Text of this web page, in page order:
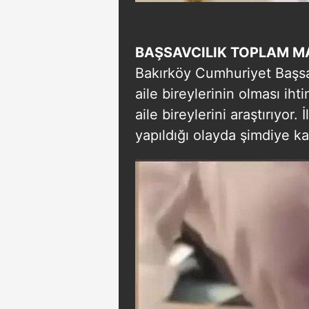
BAŞSAVCILIK TOPLAM
Bakırköy Cumhuriyet
aile bireylerinin olması
aile bireylerini araştırıyor.
yapıldığı olayda şimdiye